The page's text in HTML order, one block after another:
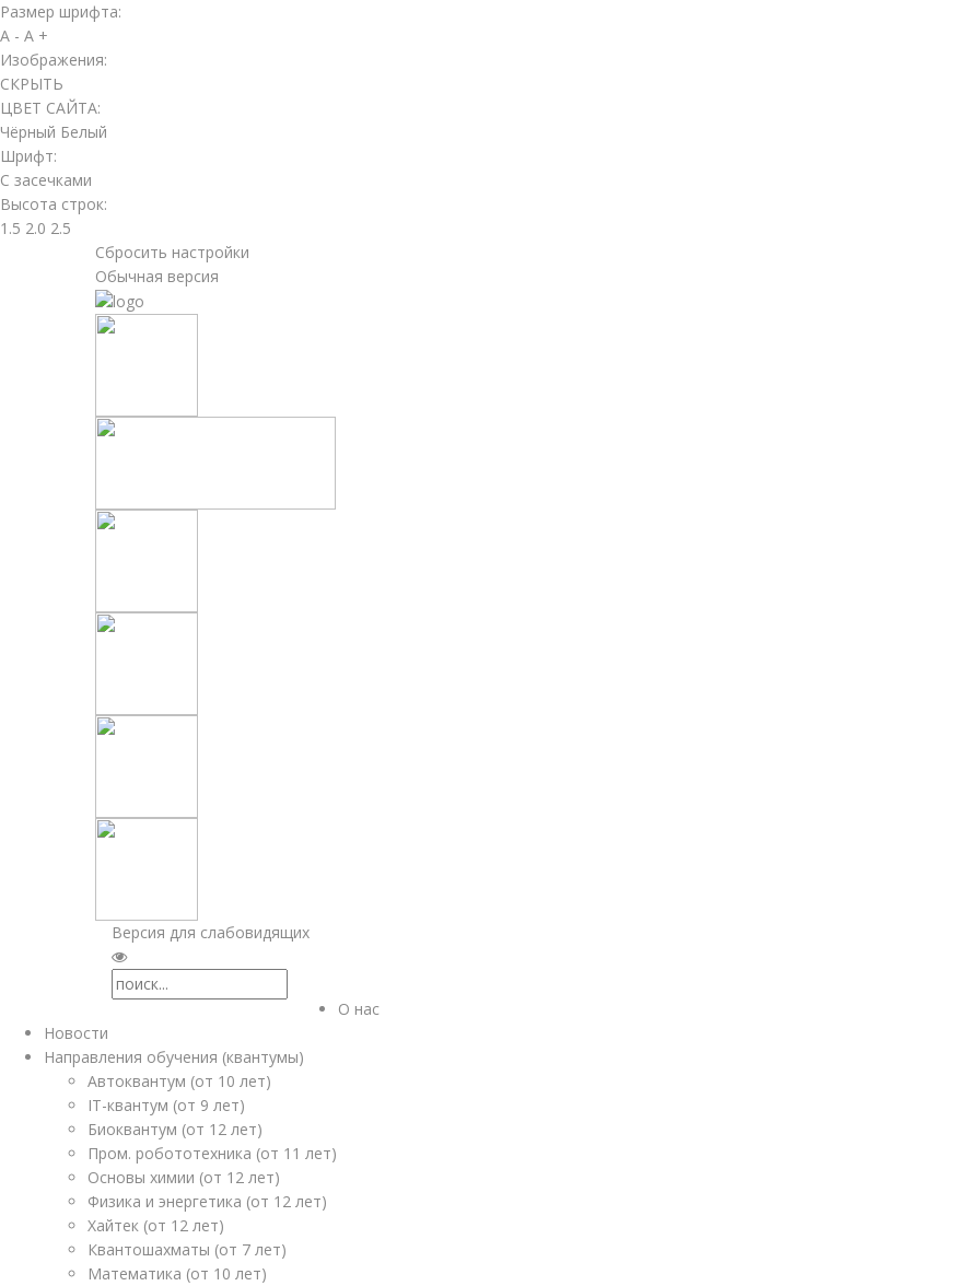
Размер шрифта:
A - A +
Изображения:
СКРЫТЬ
ЦВЕТ САЙТА:
Чёрный Белый
Шрифт:
С засечками
Высота строк:
1.5 2.0 2.5
Сбросить настройки
Обычная версия
Версия для слабовидящих
О нас
Новости
Направления обучения (квантумы)
Автоквантум (от 10 лет)
IT-квантум (от 9 лет)
Биоквантум (от 12 лет)
Пром. робототехника (от 11 лет)
Основы химии (от 12 лет)
Физика и энергетика (от 12 лет)
Хайтек (от 12 лет)
Квантошахматы (от 7 лет)
Математика (от 10 лет)